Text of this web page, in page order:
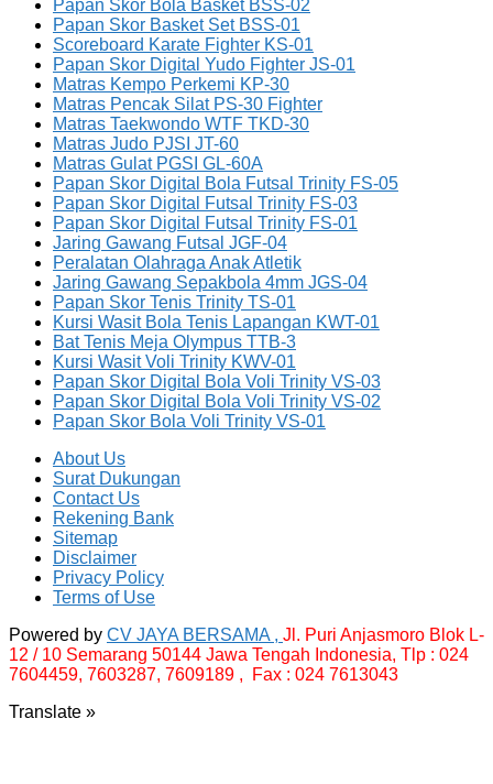
Papan Skor Bola Basket BSS-02
Papan Skor Basket Set BSS-01
Scoreboard Karate Fighter KS-01
Papan Skor Digital Yudo Fighter JS-01
Matras Kempo Perkemi KP-30
Matras Pencak Silat PS-30 Fighter
Matras Taekwondo WTF TKD-30
Matras Judo PJSI JT-60
Matras Gulat PGSI GL-60A
Papan Skor Digital Bola Futsal Trinity FS-05
Papan Skor Digital Futsal Trinity FS-03
Papan Skor Digital Futsal Trinity FS-01
Jaring Gawang Futsal JGF-04
Peralatan Olahraga Anak Atletik
Jaring Gawang Sepakbola 4mm JGS-04
Papan Skor Tenis Trinity TS-01
Kursi Wasit Bola Tenis Lapangan KWT-01
Bat Tenis Meja Olympus TTB-3
Kursi Wasit Voli Trinity KWV-01
Papan Skor Digital Bola Voli Trinity VS-03
Papan Skor Digital Bola Voli Trinity VS-02
Papan Skor Bola Voli Trinity VS-01
About Us
Surat Dukungan
Contact Us
Rekening Bank
Sitemap
Disclaimer
Privacy Policy
Terms of Use
Powered by CV JAYA BERSAMA , Jl. Puri Anjasmoro Blok L-
12 / 10 Semarang 50144 Jawa Tengah Indonesia, Tlp : 024
7604459, 7603287, 7609189 , Fax : 024 7613043
Translate »